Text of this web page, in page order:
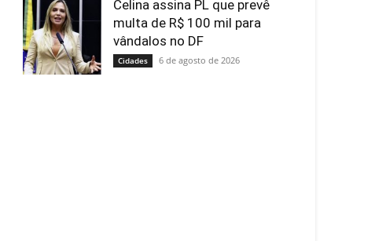
Celina assina PL que prevê
multa de R$ 100 mil para
vândalos no DF
Cidades 6 de agosto de 2026